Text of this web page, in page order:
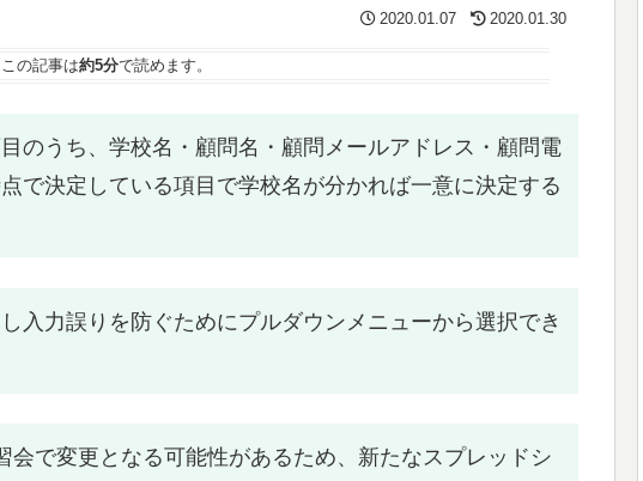
2020.01.07 2020.01.30
この記事は約5分で読めます。
のうち、学校名・顧問名・顧問メールアドレス・顧問電
で決定している項目で学校名が分かれば一意に決定する
入力誤りを防ぐためにプルダウンメニューから選択でき
会で変更となる可能性があるため、新たなスプレッドシ